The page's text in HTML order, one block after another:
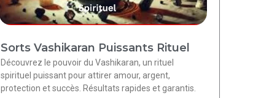
Sorts Vashikaran Puissants Rituel
Découvrez le pouvoir du Vashikaran, un rituel
spirituel puissant pour attirer amour, argent,
protection et succès. Résultats rapides et garantis.